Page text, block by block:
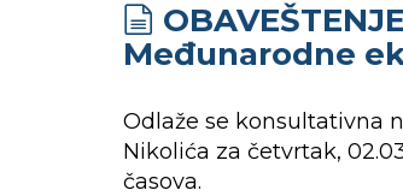
Međunarodne
Odlaže se konsultativna
Nikolića za četvrtak,
časova.